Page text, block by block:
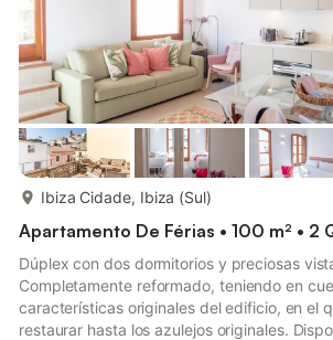
Ibiza Cidade, Ibiza (Sul)
Apartamento De Férias • 100 m² • 2
Dúplex con dos dormitorios y preciosas
Completamente reformado, teniendo en
características originales del edificio, en el
restaurar hasta los azulejos originales.